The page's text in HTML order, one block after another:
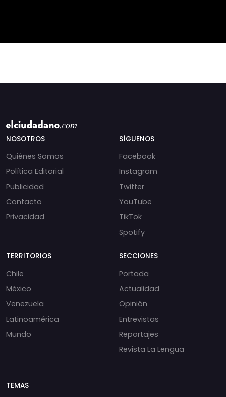
NOSOTROS
Quiénes Somos
Política Editorial
Publicidad
Contacto
Privacidad
SÍGUENOS
Facebook
Instagram
Twitter
YouTube
TikTok
Spotify
TERRITORIOS
Chile
México
Venezuela
Latinoamérica
Mundo
SECCIONES
Portada
Actualidad
Opinión
Entrevistas
Reportajes
Revista La Lengua
TEMAS